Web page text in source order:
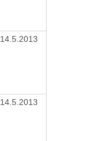
14.5.2013
14.5.2013